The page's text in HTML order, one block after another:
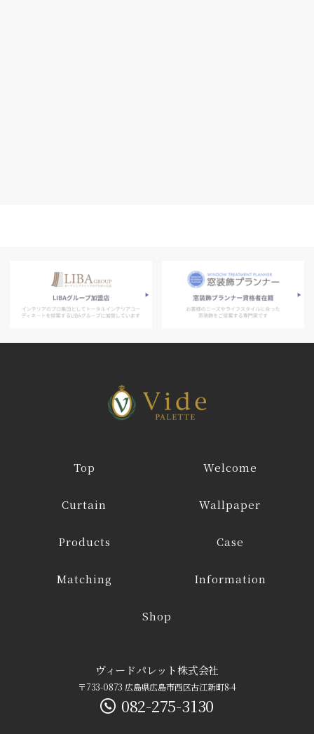
Top Welcome
Curtain Wallpaper
Products Case
Matching Information
Shop
ヴィードパレット株式会社
〒733-0873 広島県広島市西区古江新町8-4
082-275-3130